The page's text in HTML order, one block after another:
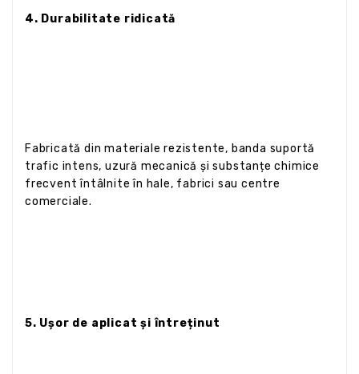
4. Durabilitate ridicată
Fabricată din materiale rezistente, banda suportă
trafic intens, uzură mecanică și substanțe chimice
frecvent întâlnite în hale, fabrici sau centre
comerciale.
5. Ușor de aplicat și întreținut